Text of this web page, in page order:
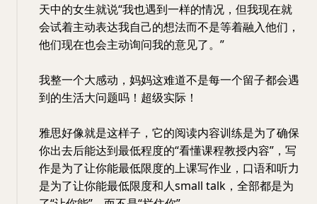
天中的女生就说“我也遇到一样的情况，但我现在就
会试着主动表达我自己的想法而不是等着融入他们，
他们现在也会主动询问我的意见了。”
我整一个大感动，妈妈这难道不是每一个留子都会遇
到的生活大问题吗！超级实际！
雅思好像就是这样子，它的阅读内容训练是为了确保
你出去后能达到最低程度的“看懂课程教授内容”，写
作是为了让你能最低限度的上课写作业，口语和听力
是为了让你能最低限度和人small talk，全部都是为